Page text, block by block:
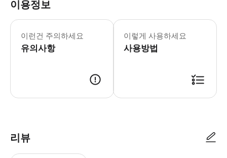
이용정보
이런건 주의하세요
유의사항
이렇게 사용하세요
사용방법
리뷰